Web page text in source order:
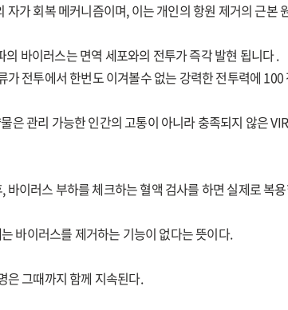
자가 회복 메커니즘이며, 이는 개인의 항원 제거의 근본
의 바이러스는 면역 세포와의 전투가 즉각 발현 됩니다 .
전투에서 한번도 이겨볼수 없는 강력한 전투력에
은 관리 가능한 인간의 고통이 아니라 충족되지 않은
바이러스 부하를 체크하는 혈액 검사를 하면 실제로 복
바이러스를 제거하는 기능이 없다는 뜻이다.
은 그때까지 함께 지속된다.